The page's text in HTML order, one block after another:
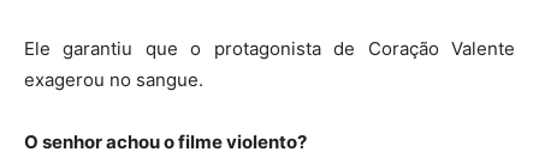
Ele garantiu que o protagonista de Coração Valente
exagerou no sangue.
O senhor achou o filme violento?